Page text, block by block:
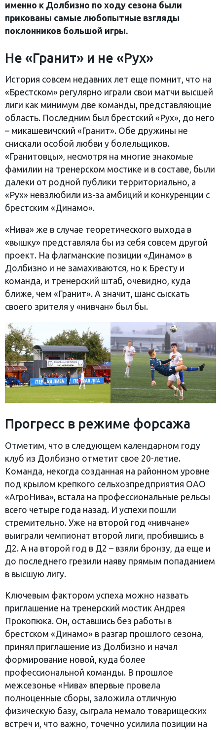
именно к Долбизно по ходу сезона были
прикованы самые любопытные взгляды
поклонников большой игры.
Не «Гранит» и не «Рух»
История совсем недавних лет еще помнит, что на
«Брестском» регулярно играли свои матчи высшей
лиги как минимум две команды, представляющие
область. Последним был брестский «Рух», до него
– микашевичский «Гранит». Обе дружины не
снискали особой любви у болельщиков.
«Гранитовцы», несмотря на многие знакомые
фамилии на тренерском мостике и в составе, были
далеки от родной публики территориально, а
«Рух» невзлюбили из-за амбиций и конкуренции с
брестским «Динамо».
«Нива» же в случае теоретического выхода в
«вышку» представляла бы из себя совсем другой
проект. На флагманские позиции «Динамо» в
Долбизно и не замахиваются, но к Бресту и
команда, и тренерский штаб, очевидно, куда
ближе, чем «Гранит». А значит, шанс сыскать
своего зрителя у «нивчан» был бы.
Прогресс в режиме форсажа
Отметим, что в следующем календарном году
клуб из Долбизно отметит свое 20-летие.
Команда, некогда созданная на районном уровне
под крылом крепкого сельхозпредприятия ОАО
«АгроНива», встала на профессиональные рельсы
всего четыре года назад. И успехи пошли
стремительно. Уже на второй год «нивчане»
выиграли чемпионат второй лиги, пробившись в
Д2. А на второй год в Д2 – взяли бронзу, да еще и
до последнего грезили наяву прямым попаданием
в высшую лигу.
Ключевым фактором успеха можно назвать
приглашение на тренерский мостик Андрея
Прокопюка. Он, оставшись без работы в
брестском «Динамо» в разгар прошлого сезона,
принял приглашение из Долбизно и начал
формирование новой, куда более
профессиональной команды. В прошлое
межсезонье «Нива» впервые провела
полноценные сборы, заложила отличную
физическую базу, сыграла немало товарищеских
встреч и, что важно, точечно усилила позиции на